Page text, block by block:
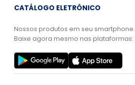
CATÁLOGO ELETRÔNICO
Nossos produtos em seu smartphone.
Baixe agora mesmo nas plataformas: